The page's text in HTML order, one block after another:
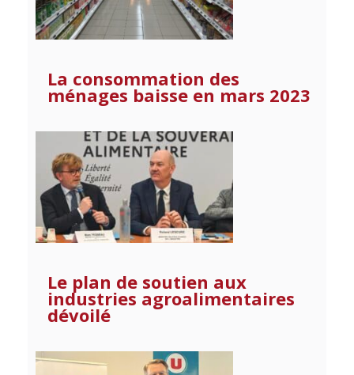
La consommation des
ménages baisse en mars 2023
Le plan de soutien aux
industries agroalimentaires
dévoilé